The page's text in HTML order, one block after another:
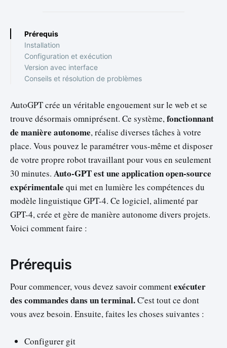
Prérequis
Installation
Configuration et exécution
Version avec interface
Conseils et résolution de problèmes
AutoGPT crée un véritable engouement sur le web et se
trouve désormais omniprésent. Ce système,fonctionnant
de manière autonome, réalise diverses tâches à votre
place. Vous pouvez le paramétrer vous-même et disposer
de votre propre robot travaillant pour vous en seulement
30 minutes. Auto-GPT est une application open-source
expérimentale qui met en lumière les compétences du
modèle linguistique GPT-4. Ce logiciel, alimenté par
GPT-4, crée et gère de manière autonome divers projets.
Voici comment faire :
Prérequis
Pour commencer, vous devez savoir commentexécuter
des commandes dans un terminal.C'est tout ce dont
vous avez besoin. Ensuite, faites les choses suivantes :
Configurer git